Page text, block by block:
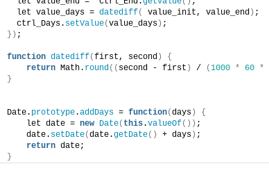
  let value_days =
datediff( value_init, value_end ) ;
  ctrl_Days.
setValue(value_days ) ;
}) ;
function datediff(first, second )
{
return Math. round(( second - first ) / (1000 * 60 *
}
Date. prototype.addDays = function(days )
{
    let date =
new Date( this.valueOf()) ;
    date.
setDate(date.getDate() + days ) ;
return date;
}